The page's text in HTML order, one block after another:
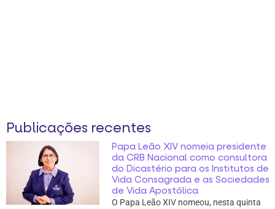
Publicações recentes
Papa Leão XIV nomeia presidente
da CRB Nacional como consultora
do Dicastério para os Institutos de
Vida Consagrada e as Sociedades
de Vida Apostólica
O Papa Leão XIV nomeou, nesta quinta